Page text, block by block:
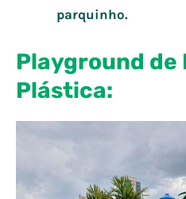
parquinho.
Playground de
Plástica: